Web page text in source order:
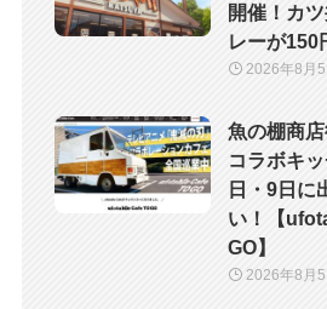
開催！カ
レーが150
2026年8月5
魚の棚商店
コラボキ
日・9日に
い！【
GO】
2026年8月5